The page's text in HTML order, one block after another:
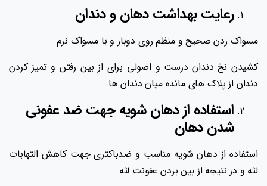
رعایت بهداشت دهان و دندان
مسواک زدن صحیح و منظم روی دوبار و با مسواک نرم
کشیدن نخ دندان درست و اصولی برای از بین رفتن و تمیز کردن
دندان از پلاک های مانده میان دندان ها
استفاده از دهان شویه جهت ضد عفونی
شدن دهان
استفاده از دهان شویه مناسب و ضدباکتری جهت کاهش التهابات
لثه و در نتیجه از بین بردن عفونت لثه